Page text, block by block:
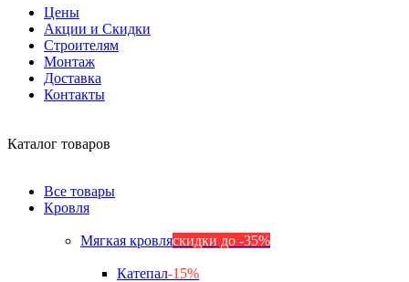
Цены
Акции и Скидки
Строителям
Монтаж
Доставка
Контакты
Каталог товаров
Все товары
Кровля
Мягкая кровляскидки до -35%
Катепал-15%